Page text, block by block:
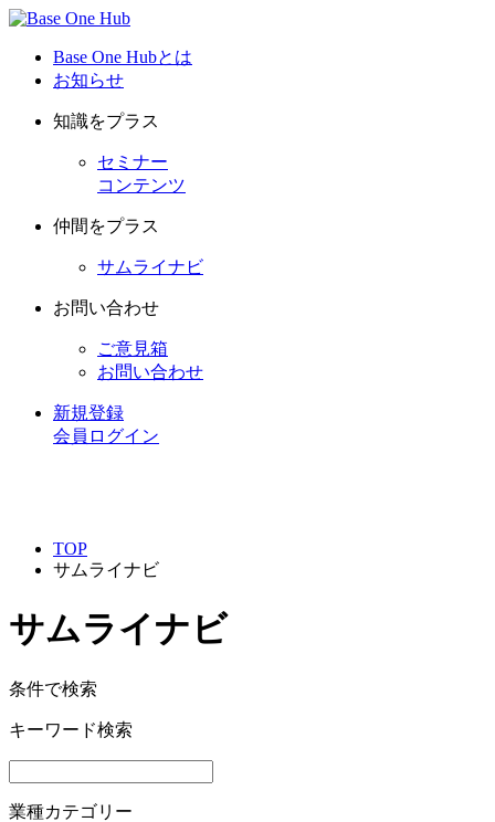
Base One Hubとは
お知らせ
知識をプラス
セミナー
コンテンツ
仲間をプラス
サムライナビ
お問い合わせ
ご意見箱
お問い合わせ
新規登録
会員ログイン
TOP
サムライナビ
サムライナビ
条件で検索
キーワード検索
業種カテゴリー